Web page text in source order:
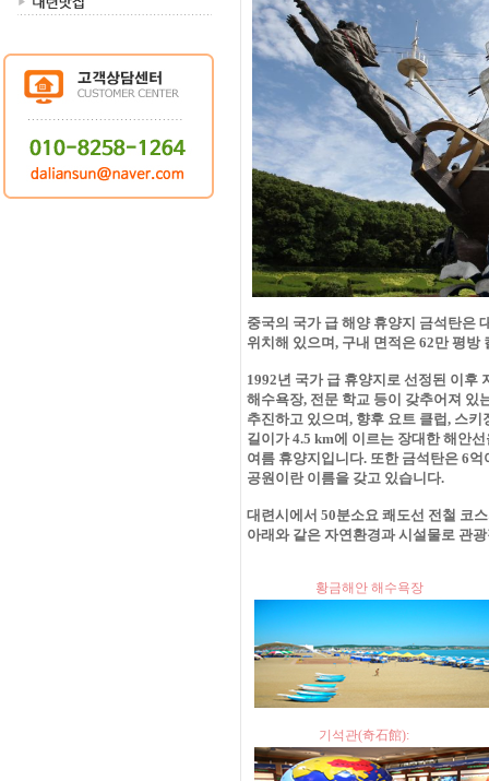
중국의 국가 급 해양 휴양지 금석탄은
위치해 있으며, 구내 면적은 62만 평방
1992년 국가 급 휴양지로 선정된 이후
해수욕장, 전문 학교 등이 갖추어져 있
추진하고 있으며, 향후 요트 클럽, 스
길이가 4.5 km에 이르는 장대한 해안
여름 휴양지입니다. 또한 금석탄은 6
공원이란 이름을 갖고 있습니다.
대련시에서 50분소요 쾌도선 전철 코
아래와 같은 자연환경과 시설물로 관
황금해안 해수
기석관(奇石館): 밀